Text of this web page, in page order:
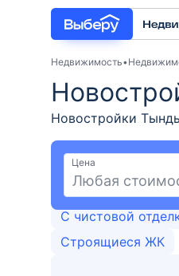
Недвижимость
Новостройки
выгодных
фото. К выбору
Цена
Любая
С чистовой
Строящиеся ЖК